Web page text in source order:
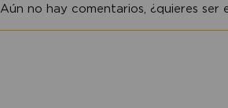
Aún no hay comentarios, ¿quieres ser